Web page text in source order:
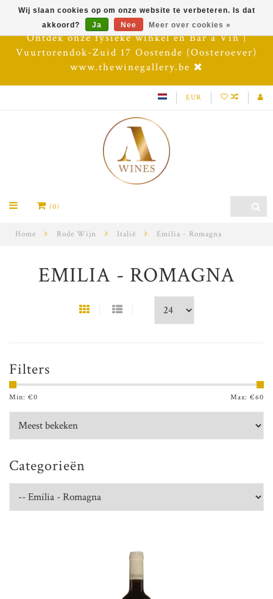
Ontdek onze fysieke winkel en Bar à Vin |
Vuurtorendok-Zuid 17 Oostende (Oosteroever)
www.thewinegallery.be
EUR
(0)
Home Rode Wijn Italië Emilia - Romagna
EMILIA - ROMAGNA
Filters
Min: €0 Max: €60
Categorieën
Wij slaan cookies op om onze website te verbeteren. Is dat
akkoord?
Ja Nee Meer over cookies »